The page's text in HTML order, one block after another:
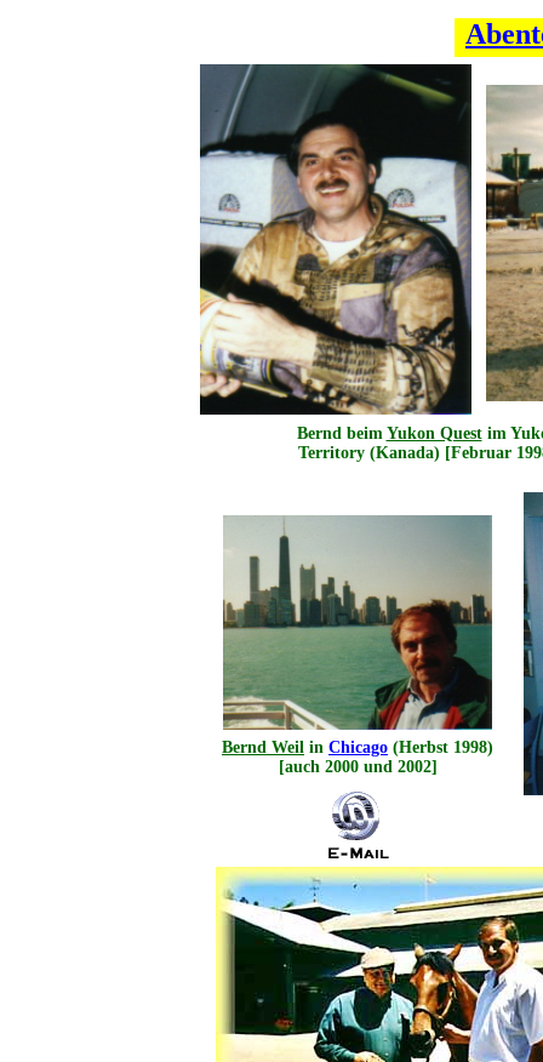
Bernd beim Yukon Questim
Territory (Kanada) [Februar
Bernd Weil in Chicago (Herbst 1998)
[auch 2000 und 2002]